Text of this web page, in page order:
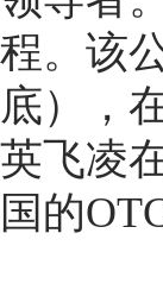
程。该
底），
英飞凌
国的